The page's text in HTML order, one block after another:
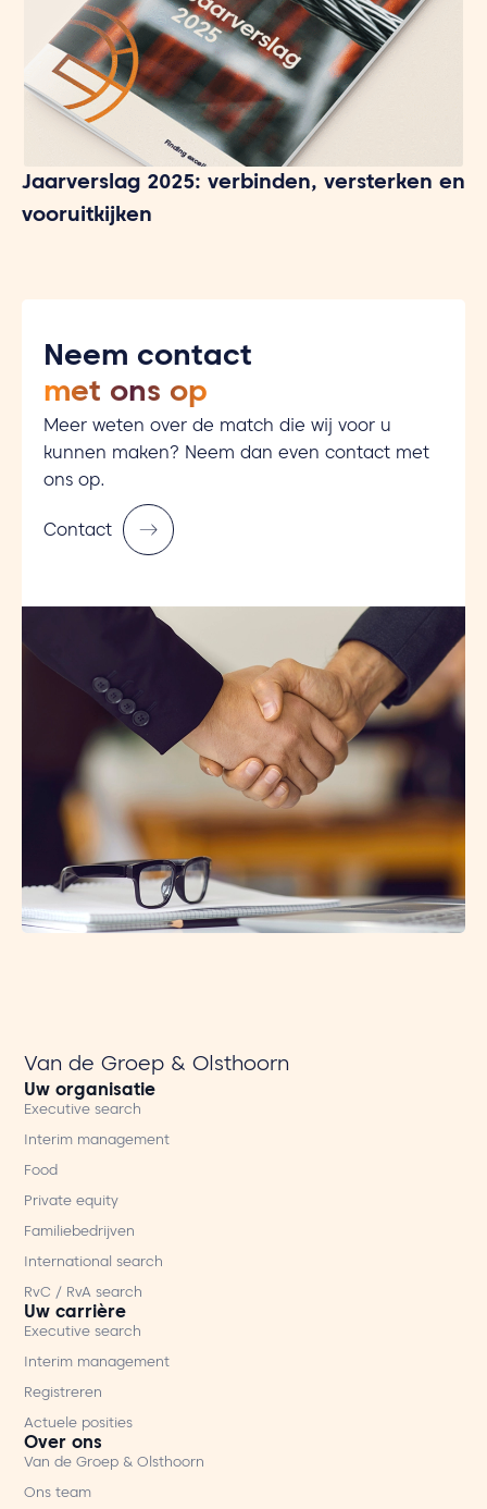
Jaarverslag 2025: verbinden, versterken en
vooruitkijken
Neem contact
met ons op
Meer weten over de match die wij voor u
kunnen maken? Neem dan even contact met
ons op.
Contact
Van de Groep & Olsthoorn
Uw organisatie
Executive search
Interim management
Food
Private equity
Familiebedrijven
International search
RvC / RvA search
Uw carrière
Executive search
Interim management
Registreren
Actuele posities
Over ons
Van de Groep & Olsthoorn
Ons team